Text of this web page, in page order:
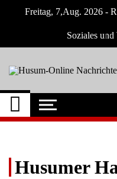
Freitag, 7,Aug. 2026 -
Soziales
Husum-
Nachrichten und
Umgebung
Husumer